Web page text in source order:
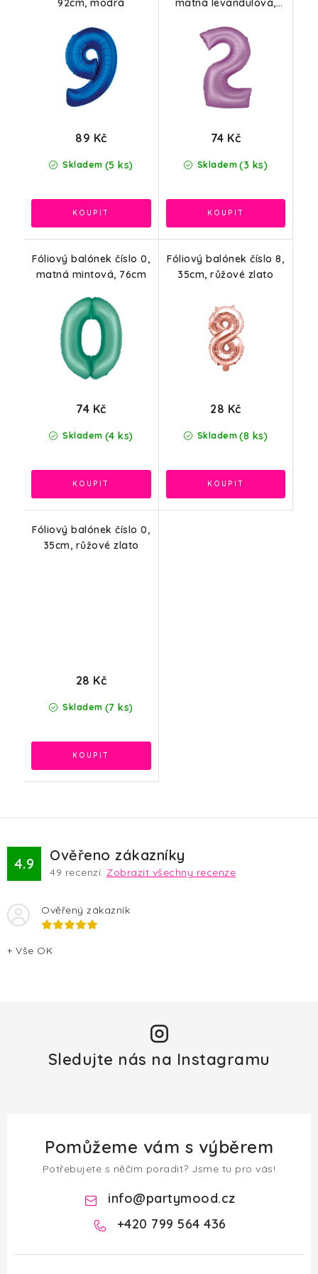
92cm, modrá
Skladem (5 ks)
89 Kč
matná levandulová,
Skladem (3 ks)
74 Kč
Fóliový balónek číslo 0,
matná mintová, 76cm
Skladem (4 ks)
74 Kč
Fóliový balónek číslo 8,
35cm, růžové zlato
Skladem (8 ks)
28 Kč
Fóliový balónek číslo 0,
35cm, růžové zlato
Skladem (7 ks)
28 Kč
4.9 Ověřeno zákazníky
49 recenzí. Zobrazit všechny recenze
Ověřený zákazník
+ Vše OK
Sledujte nás na Instagramu
Pomůžeme vám s výběrem
Potřebujete s něčím poradit? Jsme tu pro vás!
info@partymood.cz
+420 799 564 436